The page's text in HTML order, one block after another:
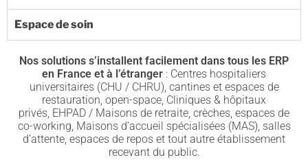
Espace de soin
Nos solutions s’installent facilement dans tous les ERP
en France et à l’étranger : Centres hospitaliers
universitaires (CHU / CHRU), cantines et espaces de
restauration, open-space, Cliniques & hôpitaux
privés, EHPAD / Maisons de retraite, crèches, espaces de
co-working, Maisons d’accueil spécialisées (MAS), salles
d’attente, espaces de repos et tout autre établissement
recevant du public.